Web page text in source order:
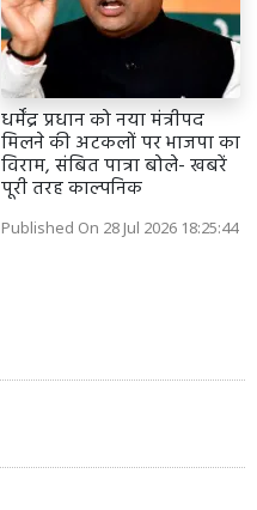
धर्मेंद्र प्रधान को नया मंत्रीपद
मिलने की अटकलों पर भाजपा का
विराम, संबित पात्रा बोले- खबरें
पूरी तरह काल्पनिक
Published On 28 Jul 2026 18:25:44